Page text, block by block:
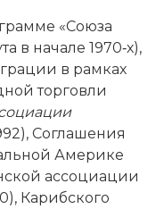
«Союза
в начале 1970‑х),
в рамках
торговли
Соглашения
Америке
ассоциации
Карибского